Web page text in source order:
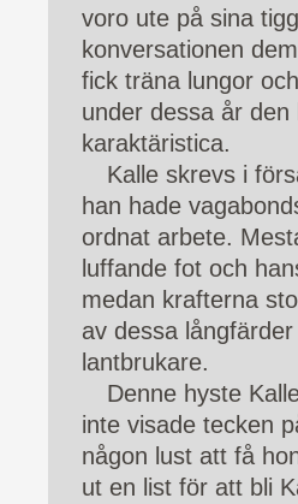
voro ute på sina
konversationen
fick träna lungor
under dessa år
karaktäristica.
Kalle skrevs i
han hade
ordnat arbete.
luffande fot och
medan krafterna
av dessa
lantbrukare.
Denne hyste
inte visade tecken
någon lust att få
ut en list för att bli